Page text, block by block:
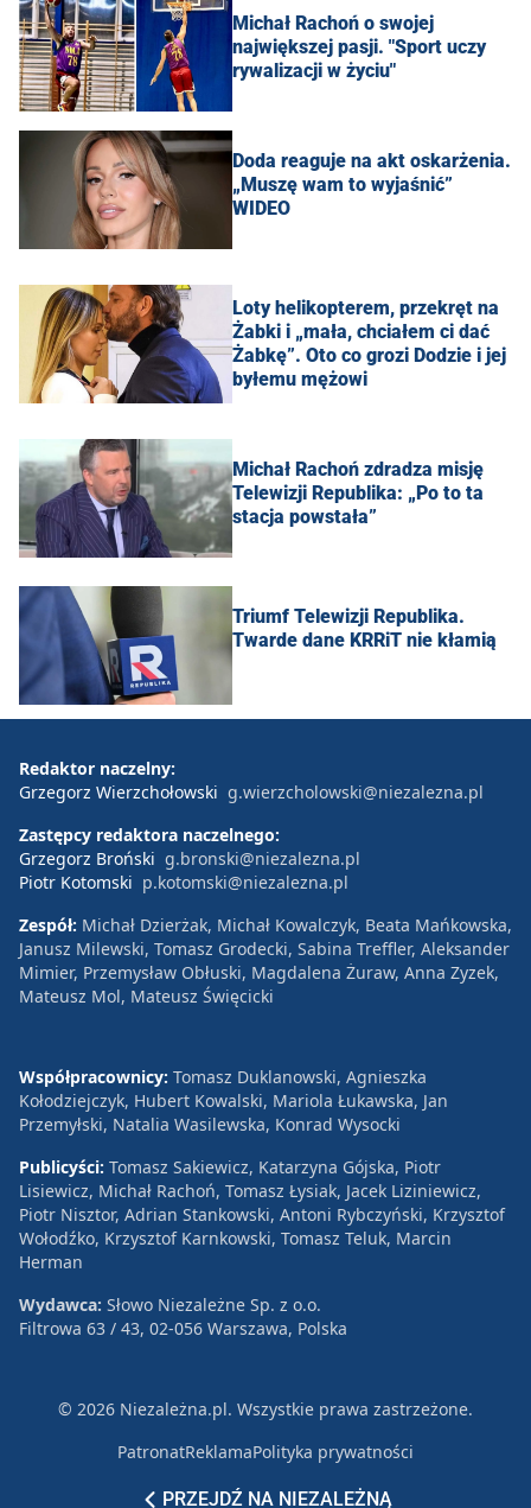
Michał Rachoń o swojej
największej pasji. "Sport uczy
rywalizacji w życiu"
Doda reaguje na akt oskarżenia.
„Muszę wam to wyjaśnić”
WIDEO
Loty helikopterem, przekręt na
Żabki i „mała, chciałem ci dać
Żabkę”. Oto co grozi Dodzie i jej
byłemu mężowi
Michał Rachoń zdradza misję
Telewizji Republika: „Po to ta
stacja powstała”
Triumf Telewizji Republika.
Twarde dane KRRiT nie kłamią
PRZEJDŹ NA NIEZALEŻNĄ
Redaktor naczelny:
Grzegorz Wierzchołowski g.wierzcholowski@niezalezna.pl
Zastępcy redaktora naczelnego:
Grzegorz Broński g.bronski@niezalezna.pl
Piotr Kotomski p.kotomski@niezalezna.pl
Zespół: Michał Dzierżak, Michał Kowalczyk, Beata Mańkowska,
Janusz Milewski, Tomasz Grodecki, Sabina Treffler, Aleksander
Mimier, Przemysław Obłuski, Magdalena Żuraw, Anna Zyzek,
Mateusz Mol, Mateusz Święcicki
Współpracownicy: Tomasz Duklanowski, Agnieszka
Kołodziejczyk, Hubert Kowalski, Mariola Łukawska, Jan
Przemyłski, Natalia Wasilewska, Konrad Wysocki
Publicyści: Tomasz Sakiewicz, Katarzyna Gójska, Piotr
Lisiewicz, Michał Rachoń, Tomasz Łysiak, Jacek Liziniewicz,
Piotr Nisztor, Adrian Stankowski, Antoni Rybczyński, Krzysztof
Wołodźko, Krzysztof Karnkowski, Tomasz Teluk, Marcin
Herman
Wydawca: Słowo Niezależne Sp. z o.o.
Filtrowa 63 / 43, 02-056 Warszawa, Polska
© 2026 Niezależna.pl. Wszystkie prawa zastrzeżone.
PatronatReklamaPolityka prywatności